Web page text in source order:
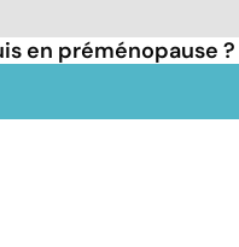
en préménopause ?